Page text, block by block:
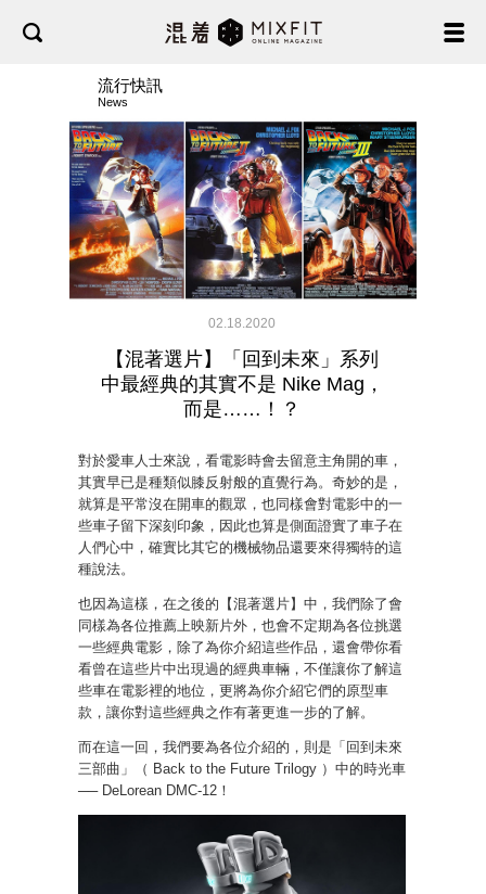
流行快訊
News
02.18.2020
【混著選片】「回到未來」系列
中最經典的其實不是 Nike Mag，
而是……！？
對於愛車人士來說，看電影時會去留意主角開的車，
其實早已是種類似膝反射般的直覺行為。奇妙的是，
就算是平常沒在開車的觀眾，也同樣會對電影中的一
些車子留下深刻印象，因此也算是側面證實了車子在
人們心中，確實比其它的機械物品還要來得獨特的這
種說法。
也因為這樣，在之後的【混著選片】中，我們除了會
同樣為各位推薦上映新片外，也會不定期為各位挑選
一些經典電影，除了為你介紹這些作品，還會帶你看
看曾在這些片中出現過的經典車輛，不僅讓你了解這
些車在電影裡的地位，更將為你介紹它們的原型車
款，讓你對這些經典之作有著更進一步的了解。
而在這一回，我們要為各位介紹的，則是「回到未來
三部曲」（ Back to the Future Trilogy ）中的時光車
── DeLorean DMC-12！